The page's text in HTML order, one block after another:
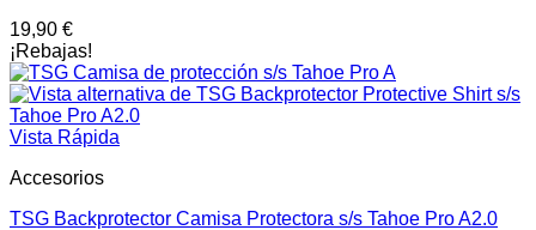
19,90 €
¡Rebajas!
Vista Rápida
Accesorios
TSG Backprotector Camisa Protectora s/s Tahoe Pro A2.0